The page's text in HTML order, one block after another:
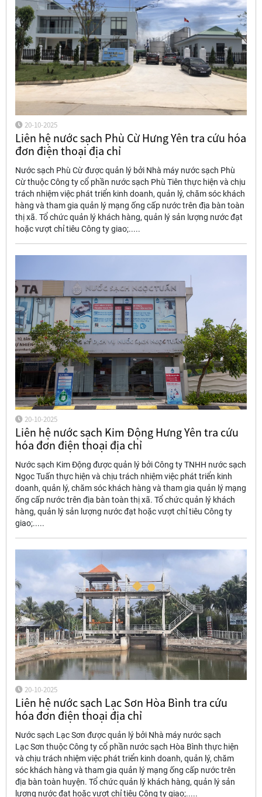
20-10-2025
Liên hệ nước sạch Phù Cừ Hưng Yên tra cứu hóa
đơn điện thoại địa chỉ
Nước sạch Phù Cừ được quản lý bởi Nhà máy nước sạch Phù
Cừ thuộc Công ty cổ phần nước sạch Phù Tiên thực hiện và chịu
trách nhiệm việc phát triển kinh doanh, quản lý, chăm sóc khách
hàng và tham gia quản lý mạng ống cấp nước trên địa bàn toàn
thị xã. Tổ chức quản lý khách hàng, quản lý sản lượng nước đạt
hoặc vượt chỉ tiêu Công ty giao;.....
20-10-2025
Liên hệ nước sạch Kim Động Hưng Yên tra cứu
hóa đơn điện thoại địa chỉ
Nước sạch Kim Động được quản lý bởi Công ty TNHH nước sạch
Ngọc Tuấn thực hiện và chịu trách nhiệm việc phát triển kinh
doanh, quản lý, chăm sóc khách hàng và tham gia quản lý mạng
ống cấp nước trên địa bàn toàn thị xã. Tổ chức quản lý khách
hàng, quản lý sản lượng nước đạt hoặc vượt chỉ tiêu Công ty
giao;.....
20-10-2025
Liên hệ nước sạch Lạc Sơn Hòa Bình tra cứu
hóa đơn điện thoại địa chỉ
Nước sạch Lạc Sơn được quản lý bởi Nhà máy nước sạch
Lạc Sơn thuộc Công ty cổ phần nước sạch Hòa Bình thực hiện
và chịu trách nhiệm việc phát triển kinh doanh, quản lý, chăm
sóc khách hàng và tham gia quản lý mạng ống cấp nước trên
địa bàn toàn huyện. Tổ chức quản lý khách hàng, quản lý sản
lượng nước đạt hoặc vượt chỉ tiêu Công ty giao;.....